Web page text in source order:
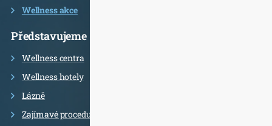
Wellness akce
Představujeme
Wellness centra
Wellness hotely
Lázně
Zajímavé procedury